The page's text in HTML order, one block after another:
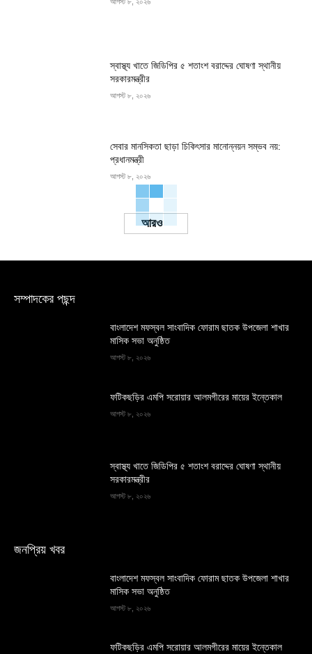
স্বাস্থ্য খাতে জিডিপির ৫ শতাংশ বরাদ্দের ঘোষণা স্থানীয়
সরকারমন্ত্রীর
আগস্ট ৮, ২০২৬
সেবার মানসিকতা ছাড়া চিকিৎসার মানোন্নয়ন সম্ভব নয়:
প্রধানমন্ত্রী
আগস্ট ৮, ২০২৬
Load more
সম্পাদকের পছন্দ
বাংলাদেশ মফস্বল সাংবাদিক ফোরাম ছাতক উপজেলা শাখার
মাসিক সভা অনুষ্ঠিত
আগস্ট ৮, ২০২৬
ফটিকছড়ির এমপি সরোয়ার আলমগীরের মায়ের ইন্তেকাল
আগস্ট ৮, ২০২৬
স্বাস্থ্য খাতে জিডিপির ৫ শতাংশ বরাদ্দের ঘোষণা স্থানীয়
সরকারমন্ত্রীর
আগস্ট ৮, ২০২৬
জনপ্রিয় খবর
বাংলাদেশ মফস্বল সাংবাদিক ফোরাম ছাতক উপজেলা শাখার
মাসিক সভা অনুষ্ঠিত
আগস্ট ৮, ২০২৬
ফটিকছড়ির এমপি সরোয়ার আলমগীরের মায়ের ইন্তেকাল